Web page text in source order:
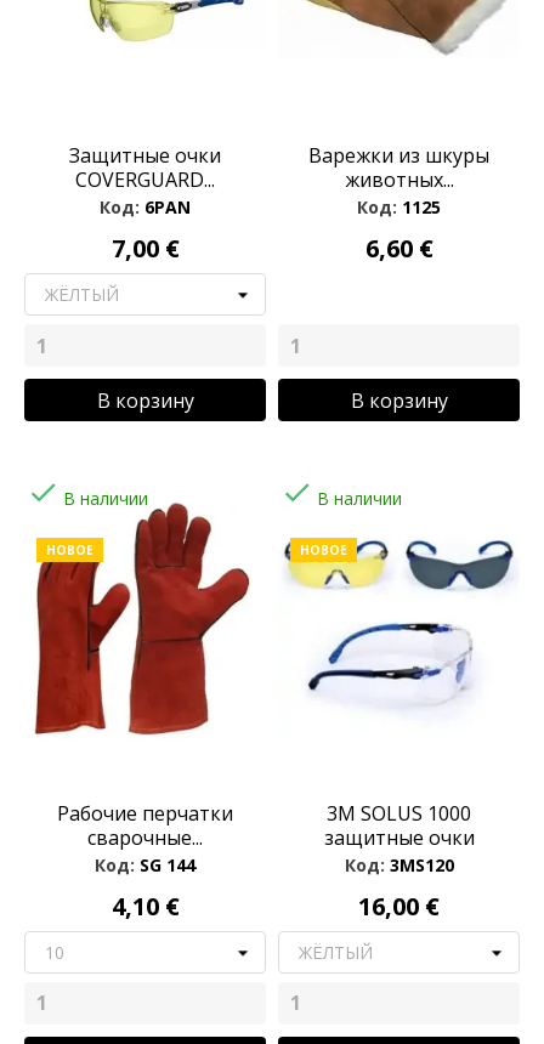
Защитные очки
COVERGUARD...
Код: 6PAN
7,00 €
В корзину
Варежки из шкуры
животных...
Код: 1125
6,60 €
В корзину
 В наличии
НОВОЕ
Рабочие перчатки
сварочные...
Код: SG 144
4,10 €
 В наличии
НОВОЕ
3M SOLUS 1000
защитные очки
Код: 3MS120
16,00 €